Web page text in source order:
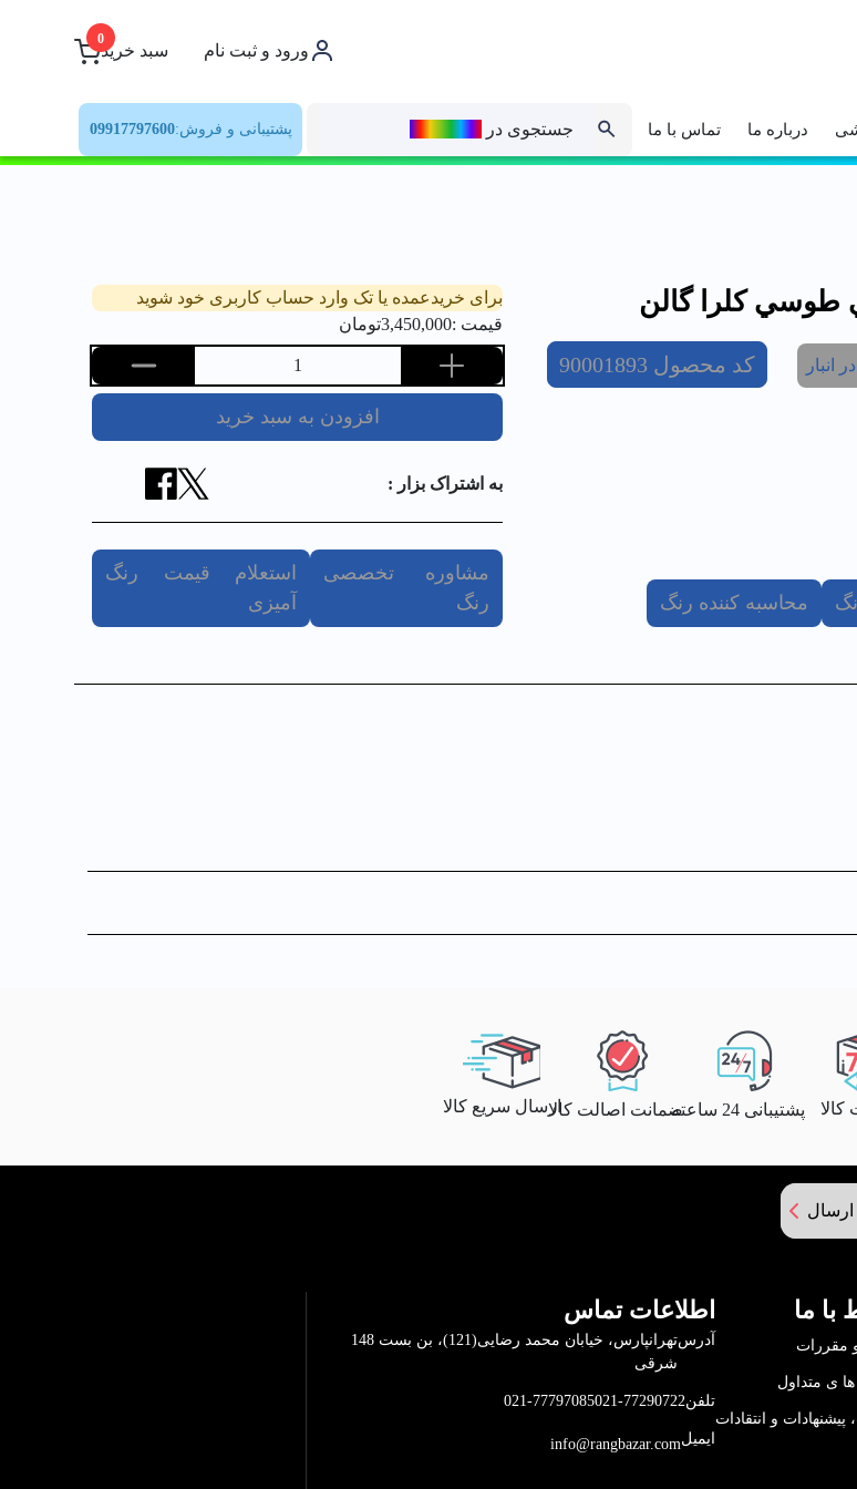
ورود و ثبت نام سبد خرید
0
درباره ما تماس با ما جستجوی در پشتیبانی و فروش:09917797600
طوسي کلرا گالن
انبار کد محصول 90001893
محاسبه کننده رنگ
برای خریدعمده یا تک وارد حساب کاربری خود شوید
قیمت :3,450,000تومان
1
افزودن به سبد خرید
به اشتراک بزار :
مشاوره تخصصی
رنگ
استعلام قیمت رنگ
آمیزی
پشتیبانی 24 ساعته ضمانت اصالت کالاارسال سریع کالا
ارسال
با ما
مقررات
ی متداول
پیشنهادات و انتقادات
اطلاعات تماس
آدرس
تهرانپارس، خیابان محمد رضایی(121)، بن بست 148
شرقی
تلفن021-77290722
021-77797085
ایمیلinfo@rangbazar.com